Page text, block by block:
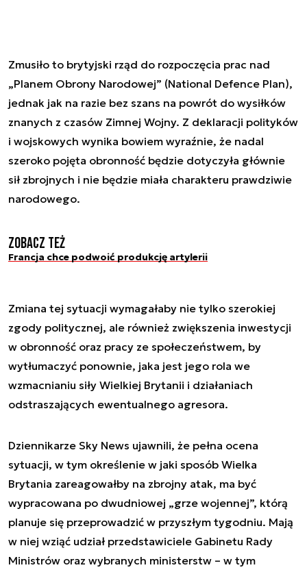
Zmusiło to brytyjski rząd do rozpoczęcia prac nad
„Planem Obrony Narodowej” (National Defence Plan),
jednak jak na razie bez szans na powrót do wysiłków
znanych z czasów Zimnej Wojny. Z deklaracji polityków
i wojskowych wynika bowiem wyraźnie, że nadal
szeroko pojęta obronność będzie dotyczyła głównie
sił zbrojnych i nie będzie miała charakteru prawdziwie
narodowego.
Zobacz też
Francja chce podwoić produkcję artylerii
Zmiana tej sytuacji wymagałaby nie tylko szerokiej
zgody politycznej, ale również zwiększenia inwestycji
w obronność oraz pracy ze społeczeństwem, by
wytłumaczyć ponownie, jaka jest jego rola we
wzmacnianiu siły Wielkiej Brytanii i działaniach
odstraszających ewentualnego agresora.
Dziennikarze Sky News ujawnili, że pełna ocena
sytuacji, w tym określenie w jaki sposób Wielka
Brytania zareagowałby na zbrojny atak, ma być
wypracowana po dwudniowej „grze wojennej”, którą
planuje się przeprowadzić w przyszłym tygodniu. Mają
w niej wziąć udział przedstawiciele Gabinetu Rady
Ministrów oraz wybranych ministerstw – w tym